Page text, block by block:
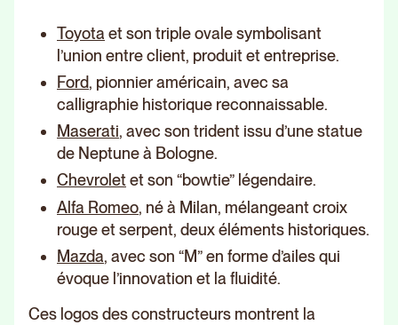
Toyota et son triple ovale symbolisant
l’union entre client, produit et entreprise.
Ford, pionnier américain, avec sa
calligraphie historique reconnaissable.
Maserati, avec son trident issu d’une statue
de Neptune à Bologne.
Chevroletet son “bowtie” légendaire.
Alfa Romeo, né à Milan, mélangeant croix
rouge et serpent, deux éléments historiques.
Mazda, avec son “M” en forme d’ailes qui
évoque l’innovation et la fluidité.
Ces logos des constructeurs montrent la